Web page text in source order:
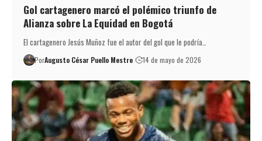
Gol cartagenero marcó el polémico triunfo de
Alianza sobre La Equidad en Bogotá
El cartagenero Jesús Muñoz fue el autor del gol que le podría…
PorAugusto César Puello Mestre 14 de mayo de 2026